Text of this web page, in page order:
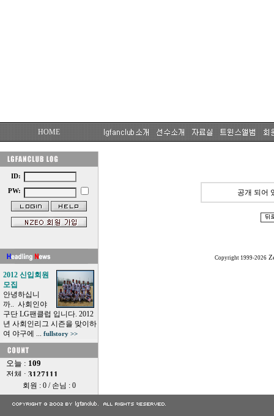
HOME
ID:
PW:
2012 신입회원
모집
안녕하십니
까.. 사회인야
구단 LG팬클럽 입니다. 2012
년 사회인리그 시즌을 맞이하
여 야구에 ... fullstory >>
회원 : 0 / 손님 : 0
공개 되어
Copyright 1999-2026